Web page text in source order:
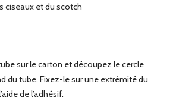
ciseaux et du scotch
sur le carton et découpez le cercle
du tube. Fixez-le sur une extrémité du
de l’adhésif.